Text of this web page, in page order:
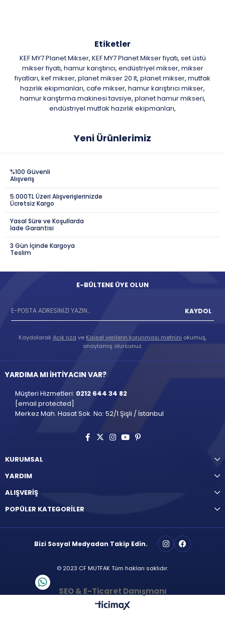
Etiketler
KEF MY7 Planet Mikser, KEF MY7 Planet Mikser fiyatı, set üstü
mikser fiyatı, hamur karıştırıcı, endüstriyel mikser, mikser
fiyatları, kef mikser, planet mikser 20 lt, planet mikser, mutfak
hazırlık ekipmanları, cafe mikser, hamur karıştırıcı mikser,
hamur karıştırma makinesi tavsiye, planet hamur mikseri,
endüstriyel mutfak hazırlık ekipmanları,
Yeni Ürünlerimiz
%100 Güvenli
Alışveriş
5.000TL Üzeri Alışverişlerinizde
Ücretsiz Kargo
Yasal Süre ve Koşullarda
İade Garantisi
3 Gün İçinde Kargoya
Teslim
E-BÜLTENE ÜYE OLUN
KAYDOL
KaydolarakAçık rıza ve Kişisel verilerin korunması metnini okumuş,
onaylamış olursunuz.
YARDIMA MI İHTİYACIN VAR?
Müşteri Hizmetleri: 0212 644 34 82
[email protected]
Merkez Mah. Hasat Sok. No: 52/1 Şişli / İstanbul
KURUMSAL
YARDIM
ALIŞVERİŞ
POPÜLER KATEGORİLER
Bizi Sosyal Medyadan Takip Edin.
© 2023 CF MUTFAK Tüm hakları saklıdır.
SEO & E-Ticaret Danışmanı